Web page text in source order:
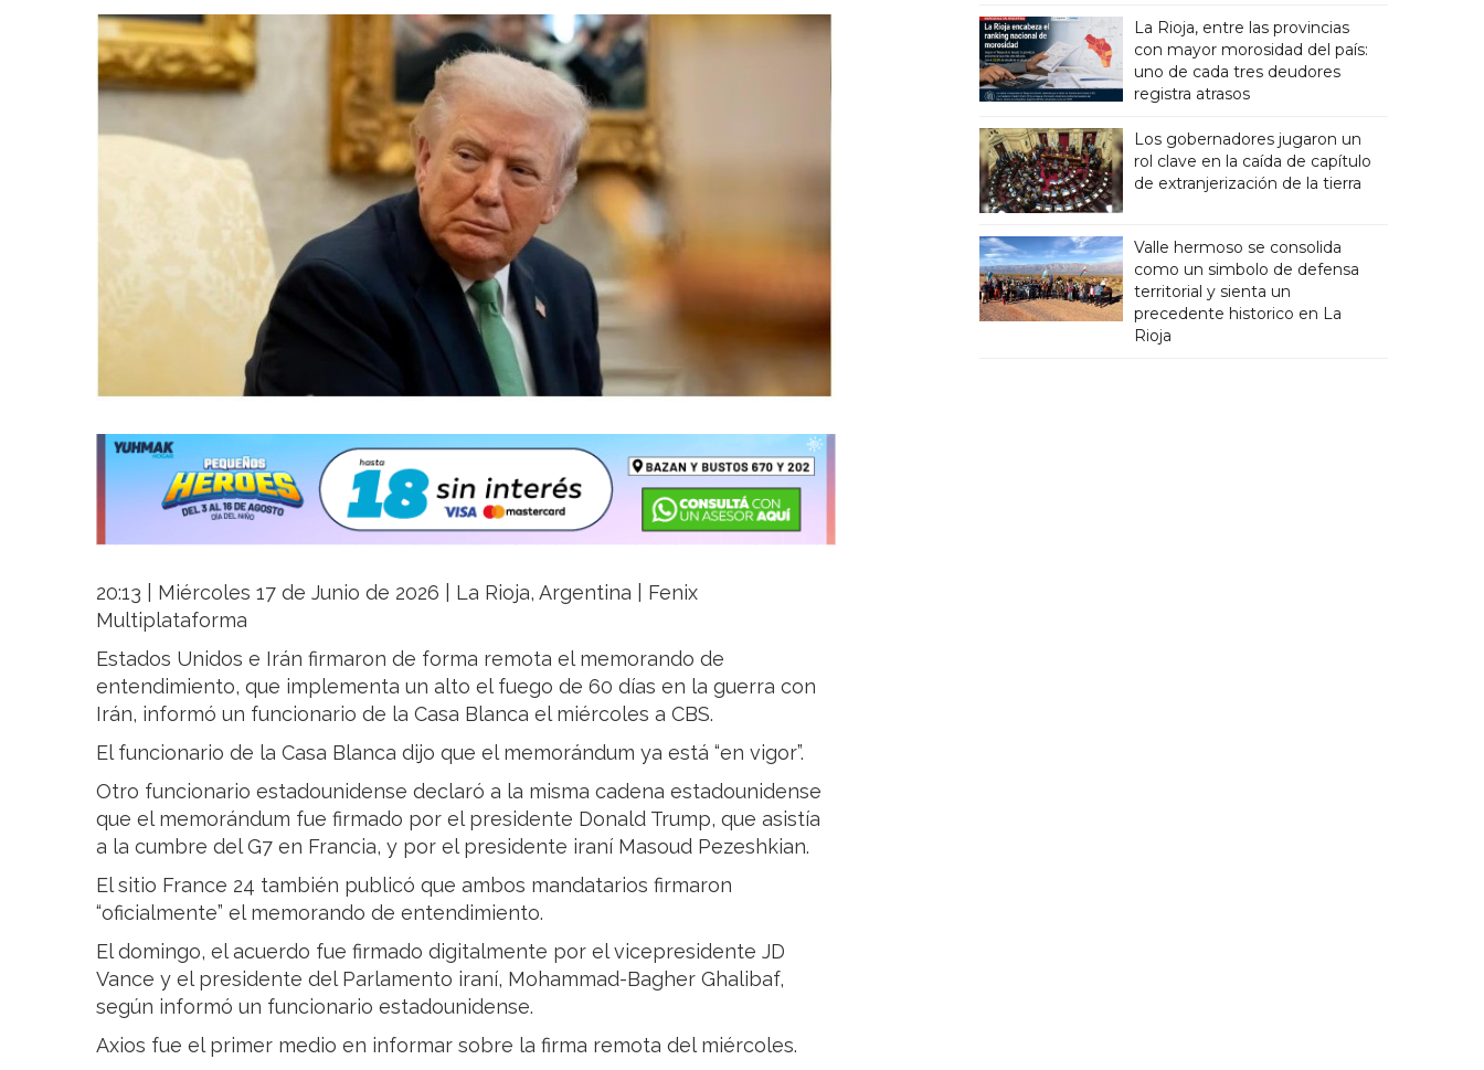
20:13 | Miércoles 17 de Junio de 2026 | La Rioja, Argentina | Fenix
Multiplataforma
Estados Unidos e Irán firmaron de forma remota el memorando de
entendimiento, que implementa un alto el fuego de 60 días en la guerra con
Irán, informó un funcionario de la Casa Blanca el miércoles a CBS.
El funcionario de la Casa Blanca dijo que el memorándum ya está “en vigor”.
Otro funcionario estadounidense declaró a la misma cadena estadounidense
que el memorándum fue firmado por el presidente Donald Trump, que asistía
a la cumbre del G7 en Francia, y por el presidente iraní Masoud Pezeshkian.
El sitio France 24 también publicó que ambos mandatarios firmaron
“oficialmente” el memorando de entendimiento.
El domingo, el acuerdo fue firmado digitalmente por el vicepresidente JD
Vance y el presidente del Parlamento iraní, Mohammad-Bagher Ghalibaf,
según informó un funcionario estadounidense.
Axios fue el primer medio en informar sobre la firma remota del miércoles.
La Rioja, entre las provincias
con mayor morosidad del país:
uno de cada tres deudores
registra atrasos
Los gobernadores jugaron un
rol clave en la caída de capítulo
de extranjerización de la tierra
Valle hermoso se consolida
como un simbolo de defensa
territorial y sienta un
precedente historico en La
Rioja